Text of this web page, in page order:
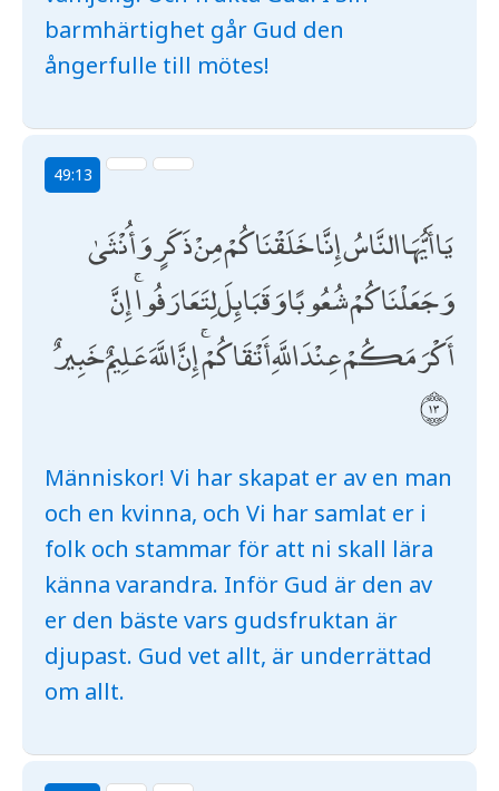
barmhärtighet går Gud den
ångerfulle till mötes!
49:13
يَا أَيُّهَا النَّاسُ إِنَّا خَلَقْنَاكُمْ مِنْ ذَكَرٍ وَأُنْثَىٰ
وَجَعَلْنَاكُمْ شُعُوبًا وَقَبَائِلَ لِتَعَارَفُوا ۚ إِنَّ
أَكْرَمَكُمْ عِنْدَ اللَّهِ أَتْقَاكُمْ ۚ إِنَّ اللَّهَ عَلِيمٌ خَبِيرٌ
Människor! Vi har skapat er av en man
och en kvinna, och Vi har samlat er i
folk och stammar för att ni skall lära
känna varandra. Inför Gud är den av
er den bäste vars gudsfruktan är
djupast. Gud vet allt, är underrättad
om allt.